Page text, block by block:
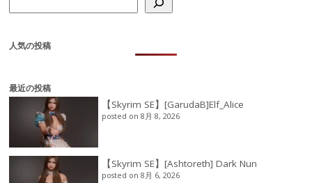
人気の投稿
最近の投稿
【Skyrim SE】[GarudaB]Elf_Alice
posted on 8月 8, 2026
【Skyrim SE】[Ashtoreth] Dark Nun
posted on 8月 6, 2026